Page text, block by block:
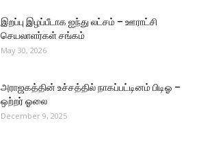
இறப்பு இழப்பீடாக ஐந்து லட்சம் – ஊராட்சி
செயலாளர்கள் சங்கம்
May 30, 2026
அராஜகத்தின் உச்சத்தில் நாகப்பட்டினம் பிடிஓ –
ஒற்றர் ஓலை
December 9, 2025